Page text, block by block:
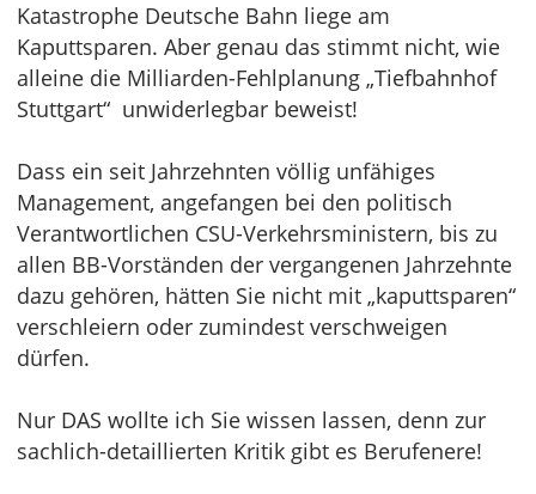
Katastrophe Deutsche Bahn liege am
Kaputtsparen. Aber genau das stimmt nicht, wie
alleine die Milliarden-Fehlplanung „Tiefbahnhof
Stuttgart“ unwiderlegbar beweist!
Dass ein seit Jahrzehnten völlig unfähiges
Management, angefangen bei den politisch
Verantwortlichen CSU-Verkehrsministern, bis zu
allen BB-Vorständen der vergangenen Jahrzehnte
dazu gehören, hätten Sie nicht mit „kaputtsparen“
verschleiern oder zumindest verschweigen
dürfen.
Nur DAS wollte ich Sie wissen lassen, denn zur
sachlich-detaillierten Kritik gibt es Berufenere!